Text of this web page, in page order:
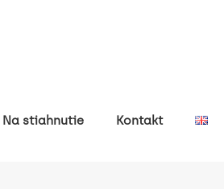
Na stiahnutie Kontakt